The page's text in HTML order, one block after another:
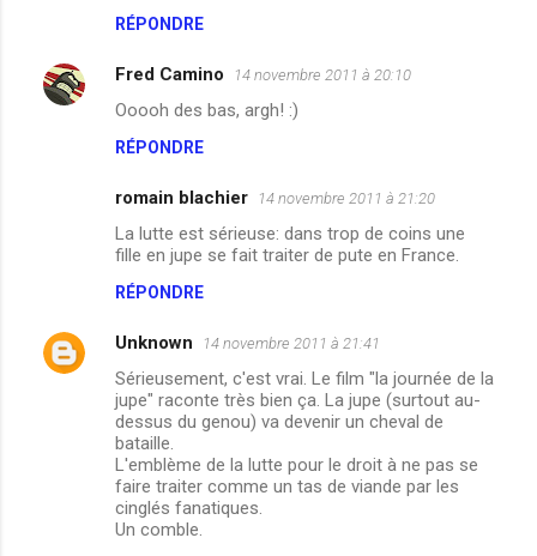
RÉPONDRE
Fred Camino 14 novembre 2011 à 20:10
Ooooh des bas, argh! :)
RÉPONDRE
romain blachier 14 novembre 2011 à 21:20
La lutte est sérieuse: dans trop de coins une
fille en jupe se fait traiter de pute en France.
RÉPONDRE
Unknown 14 novembre 2011 à 21:41
Sérieusement, c'est vrai. Le film "la journée de la
jupe" raconte très bien ça. La jupe (surtout au-
dessus du genou) va devenir un cheval de
bataille.
L'emblème de la lutte pour le droit à ne pas se
faire traiter comme un tas de viande par les
cinglés fanatiques.
Un comble.